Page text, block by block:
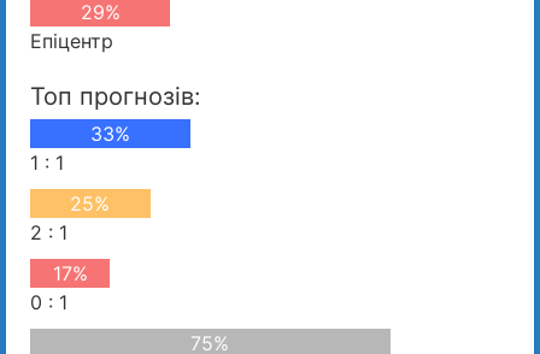
29%
Епіцентр
Топ прогнозів:
33%
1 : 1
25%
2 : 1
17%
0 : 1
75%